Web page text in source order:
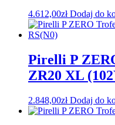
4.612,00zł Dodaj do
Pirelli P
ZR20 XL
2.848,00zł Dodaj do